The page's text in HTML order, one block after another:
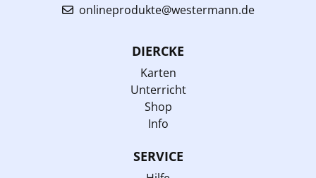
onlineprodukte@westermann.de
DIERCKE
Karten
Unterricht
Shop
Info
SERVICE